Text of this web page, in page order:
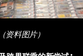
资料图片）